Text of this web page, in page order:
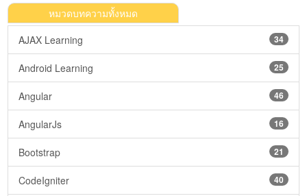
หมวดบทความทั้งหมด
34
AJAX Learning
25
Android Learning
46
Angular
16
AngularJs
21
Bootstrap
40
CodeIgniter